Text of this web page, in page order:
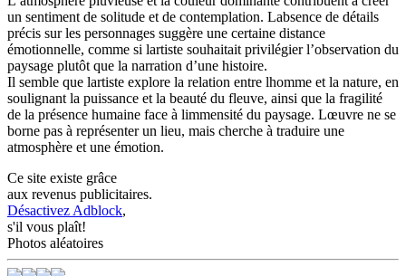
un sentiment de solitude et de contemplation. Labsence de détails
précis sur les personnages suggère une certaine distance
émotionnelle, comme si lartiste souhaitait privilégier l’observation du
paysage plutôt que la narration d’une histoire.
Il semble que lartiste explore la relation entre lhomme et la nature, en
soulignant la puissance et la beauté du fleuve, ainsi que la fragilité
de la présence humaine face à limmensité du paysage. Lœuvre ne se
borne pas à représenter un lieu, mais cherche à traduire une
atmosphère et une émotion.
Ce site existe grâce
aux revenus publicitaires.
Désactivez Adblock,
s'il vous plaît!
Photos aléatoires